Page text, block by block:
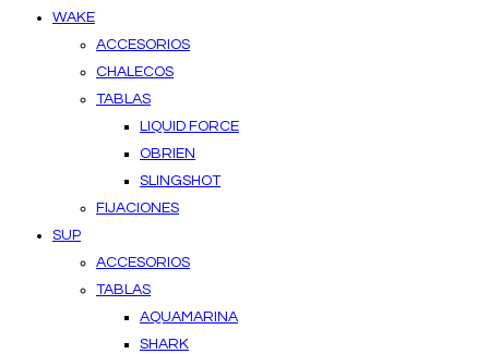
WAKE
ACCESORIOS
CHALECOS
TABLAS
LIQUID FORCE
OBRIEN
SLINGSHOT
FIJACIONES
SUP
ACCESORIOS
TABLAS
AQUAMARINA
SHARK